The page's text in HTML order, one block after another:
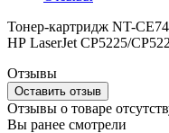
Тонер-картридж NT-
НР LaserJet CP5225/
Отзывы
Оставить отзыв
Отзывы о товаре
Вы ранее смотрели